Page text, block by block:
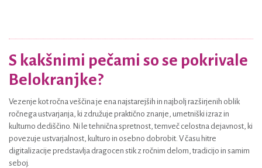
S kakšnimi pečami so se pokrivale
Belokranjke?
Vezenje kot ročna veščina je ena najstarejših in najbolj razširjenih oblik
ročnega ustvarjanja, ki združuje praktično znanje, umetniški izraz in
kulturno dediščino. Ni le tehnična spretnost, temveč celostna dejavnost, ki
povezuje ustvarjalnost, kulturo in osebno dobrobit. V času hitre
digitalizacije predstavlja dragocen stik z ročnim delom, tradicijo in samim
seboj.